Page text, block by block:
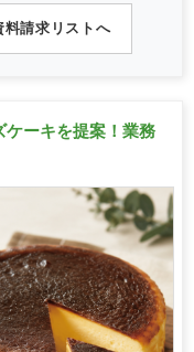
料請求リストへ
ケーキを提案！業務